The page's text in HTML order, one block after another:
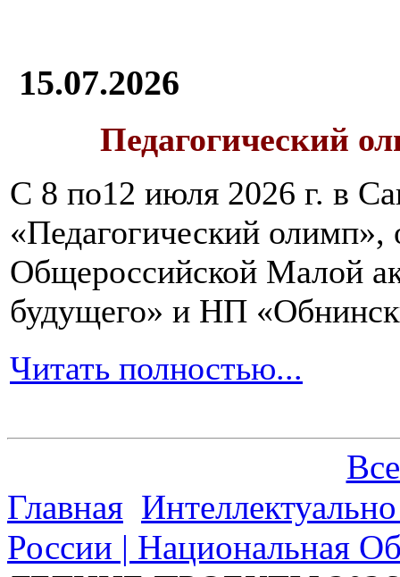
15.07.2026
Педагогический
С 8 по12 июля 2026 г. в
«Педагогический олимп»,
Общероссийской Малой
будущего» и НП
Читать полностью...
Главная
России | Национальная